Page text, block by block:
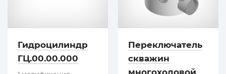
Гидроцилиндр
ГЦ.00.00.000
Переключатель
скважин
многоходовой